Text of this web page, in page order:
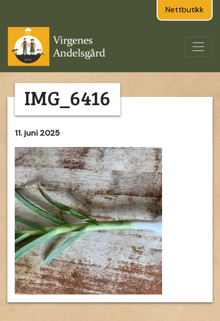
Nettbutikk
IMG_6416
11. juni 2025